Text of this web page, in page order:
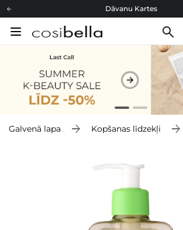
Dāvanu Kartes
Cosibella lojalitātes programma
Galvenā lapa Kopšanas līdzekļi